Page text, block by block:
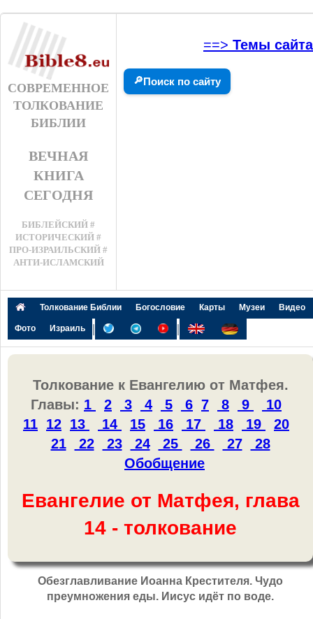
СОВРЕМЕННОЕ
ТОЛКОВАНИЕ
БИБЛИИ
ВЕЧНАЯ
КНИГА
СЕГОДНЯ
БИБЛЕЙСКИЙ #
ИСТОРИЧЕСКИЙ #
ПРО-ИЗРАИЛЬСКИЙ #
АНТИ-ИСЛАМСКИЙ
==> Темы сайта
🔎Поиск по сайту
Толкование Библии Богословие Карты Музеи Видео
Фото Израиль | |
Толкование к Евангелию от Матфея.
Главы: 1 2 3 4 5 6 7 8 9
10
11 12 13 14 15 16 17 18 19
20
21
22 23 24 25 26 27
28
Обобщение
Евангелие от Матфея, глава
14 - толкование
Обезглавливание Иоанна Крестителя. Чудо
преумножения еды. Иисус идёт по воде.